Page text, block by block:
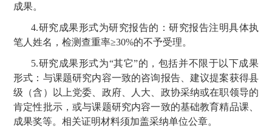
成果。
4.研究成果形式为研究报告的：研究报告注明具体执
笔人姓名，检测查重率≥30%的不予受理。
5.研究成果形式为“其它”的，包括并不限于以下成果
形式：与课题研究内容一致的咨询报告、建议提案获得县
级（含）以上党委、政府、人大、政协采纳或在职领导的
肯定性批示，或与课题研究内容一致的基础教育精品课、
成果奖等。相关证明材料须加盖采纳单位公章。